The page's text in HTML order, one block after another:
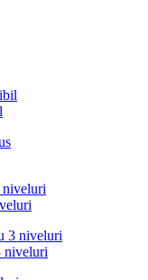
niveluri